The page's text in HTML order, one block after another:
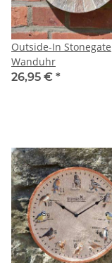
Outside-In Stonegate
Wanduhr
26,95 € *